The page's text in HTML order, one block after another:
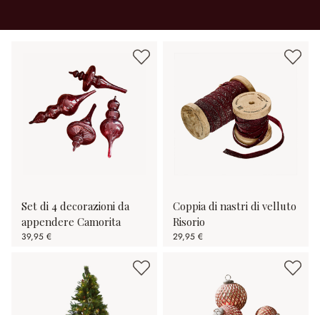
Set di 4 decorazioni da
appendere Camorita
39,95 €
Coppia di nastri di velluto
Risorio
29,95 €